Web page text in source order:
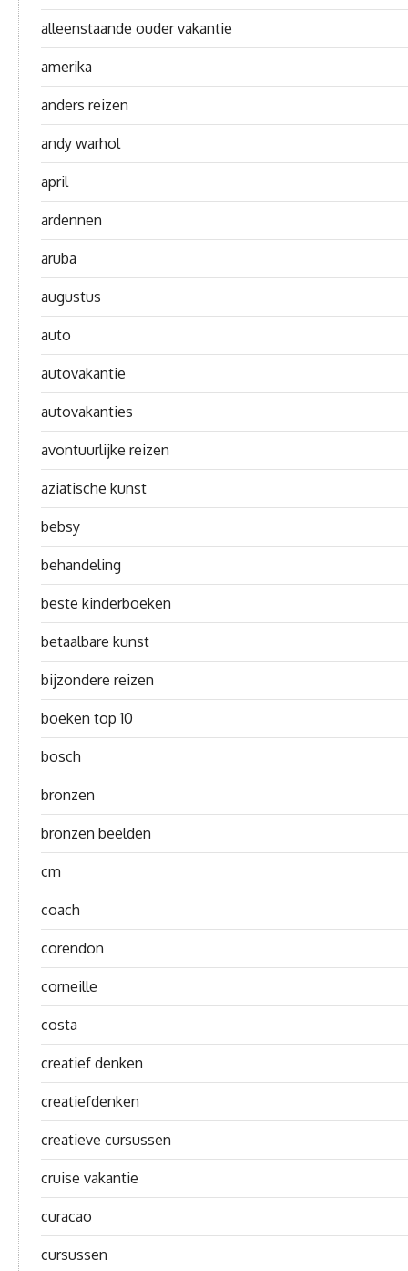
alleenstaande ouder vakantie
amerika
anders reizen
andy warhol
april
ardennen
aruba
augustus
auto
autovakantie
autovakanties
avontuurlijke reizen
aziatische kunst
bebsy
behandeling
beste kinderboeken
betaalbare kunst
bijzondere reizen
boeken top 10
bosch
bronzen
bronzen beelden
cm
coach
corendon
corneille
costa
creatief denken
creatiefdenken
creatieve cursussen
cruise vakantie
curacao
cursussen